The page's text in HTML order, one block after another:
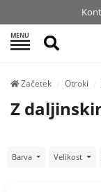
MENU Išči
Začetek Otroki
Z
Barva Velikost